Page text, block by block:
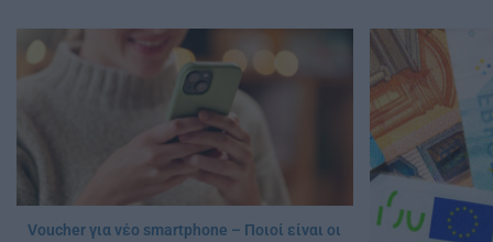
Voucher για νέο smartphone – Ποιοί είναι οι